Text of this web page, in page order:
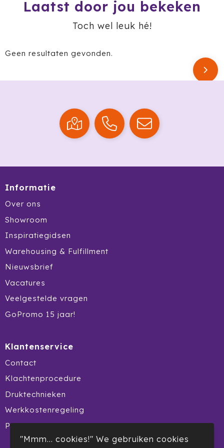
Krossland
MagLite
MOYU
Muse
Ocean Bottle
Oma's Brievenbustaart
Opinel
Orrefors
Parker
Philips
Prixton
Laatst door jou bekeken
Toch wel leuk hé!
Geen resultaten gevonden.
Informatie
Over ons
Showroom
Inspiratiegidsen
Warehousing & Fulfillment
Nieuwsbrief
Vacatures
Veelgestelde vragen
GoPromo 15 jaar!
Klantenservice
Contact
Klachtenprocedure
Druktechnieken
Werkkostenregeling
Product Recall
"Mmm... cookies!" We gebruiken cookies